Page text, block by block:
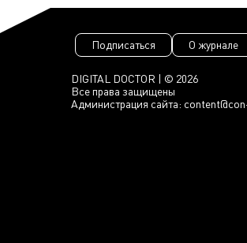
DIGITAL DOCTOR | © 2026
Все права защищены
Администрация сайта:
Подписаться О журнале